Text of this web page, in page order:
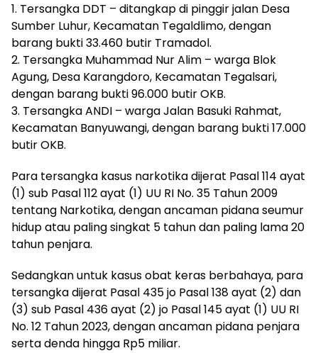
1. Tersangka DDT – ditangkap di pinggir jalan Desa
Sumber Luhur, Kecamatan Tegaldlimo, dengan
barang bukti 33.460 butir Tramadol.
2. Tersangka Muhammad Nur Alim – warga Blok
Agung, Desa Karangdoro, Kecamatan Tegalsari,
dengan barang bukti 96.000 butir OKB.
3. Tersangka ANDI – warga Jalan Basuki Rahmat,
Kecamatan Banyuwangi, dengan barang bukti 17.000
butir OKB.
Para tersangka kasus narkotika dijerat Pasal 114 ayat
(1) sub Pasal 112 ayat (1) UU RI No. 35 Tahun 2009
tentang Narkotika, dengan ancaman pidana seumur
hidup atau paling singkat 5 tahun dan paling lama 20
tahun penjara.
Sedangkan untuk kasus obat keras berbahaya, para
tersangka dijerat Pasal 435 jo Pasal 138 ayat (2) dan
(3) sub Pasal 436 ayat (2) jo Pasal 145 ayat (1) UU RI
No. 12 Tahun 2023, dengan ancaman pidana penjara
serta denda hingga Rp5 miliar.